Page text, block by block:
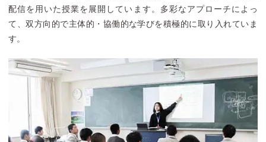
配信を用いた授業を展開しています。多彩なアプローチによっ
て、双方向的で主体的・協働的な学びを積極的に取り入れていま
す。